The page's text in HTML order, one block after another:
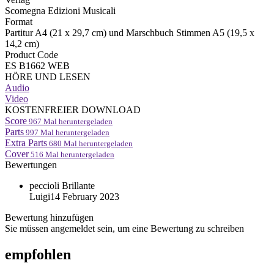
Scomegna Edizioni Musicali
Format
Partitur A4 (21 x 29,7 cm) und Marschbuch Stimmen A5 (19,5 x
14,2 cm)
Product Code
ES B1662 WEB
HÖRE UND LESEN
Audio
Video
KOSTENFREIER DOWNLOAD
Score 967 Mal heruntergeladen
Parts 997 Mal heruntergeladen
Extra Parts 680 Mal heruntergeladen
Cover516 Mal heruntergeladen
Bewertungen
peccioli Brillante
Luigi14 February 2023
Bewertung hinzufügen
Sie müssen angemeldet sein, um eine Bewertung zu schreiben
empfohlen